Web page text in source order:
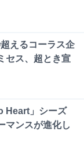
えるコーラス企
セス、超とき宣
Heart」シーズ
マンスが進化し